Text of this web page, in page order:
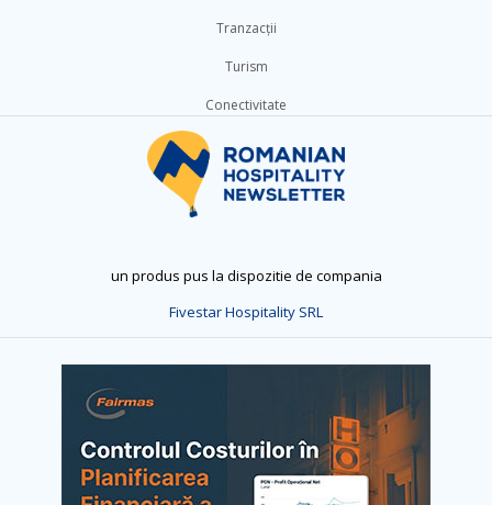
Tranzacții
Turism
Conectivitate
un produs pus la dispozitie de compania
Fivestar Hospitality SRL